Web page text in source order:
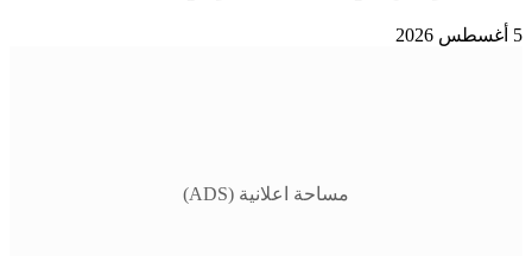
5 أغسطس 2026
مساحة اعلانية (ADS)